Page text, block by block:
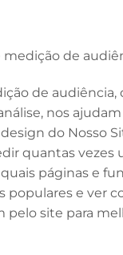
medição de
de
nos
do Nosso
quantas vezes
páginas e
populares e ver
site para